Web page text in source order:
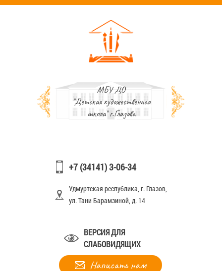
МБУ ДО
"Детская художественная
школа" г.Глазова
+7 (34141) 3-06-34
Удмуртская республика, г. Глазов,
ул. Тани Барамзиной, д. 14
ВЕРСИЯ ДЛЯ
СЛАБОВИДЯЩИХ
Написать нам